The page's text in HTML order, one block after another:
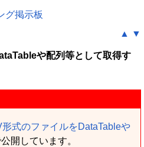
グ掲示板
▲
▼
や配列等として取得す
式のファイルをDataTableや
公開しています。